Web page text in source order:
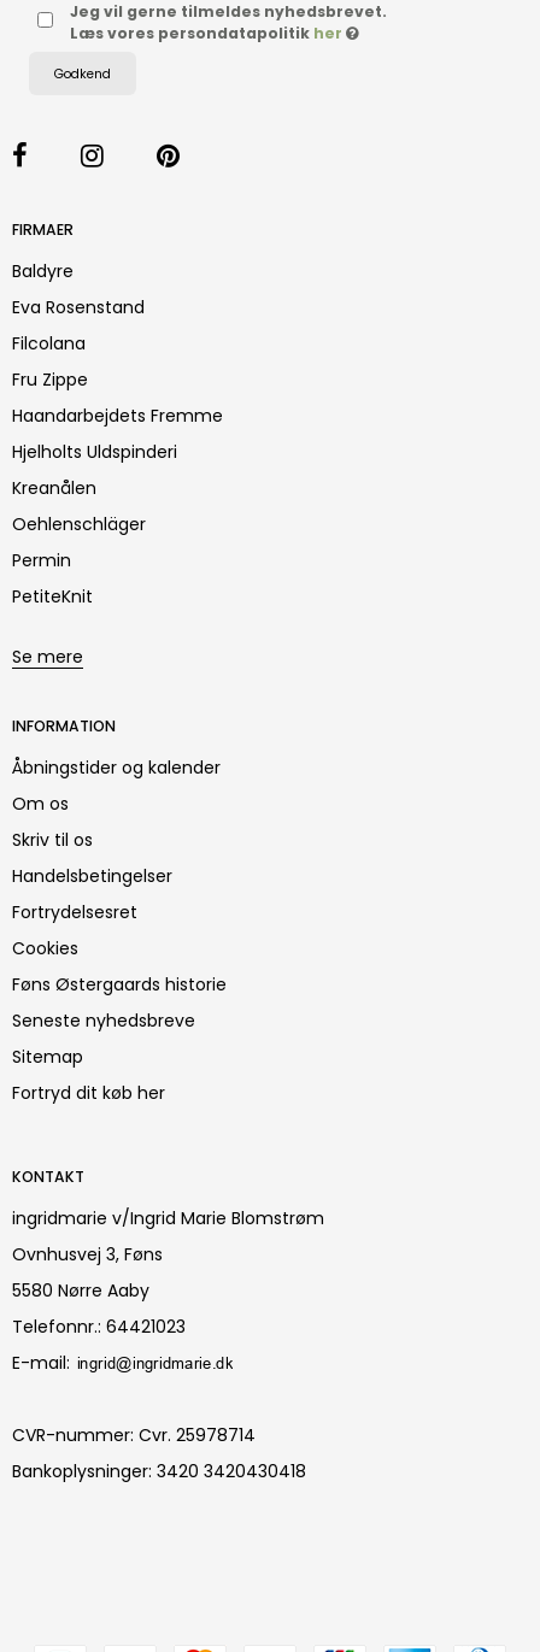
Jeg vil gerne tilmeldes nyhedsbrevet.
Læs vores persondatapolitik her
Godkend
FIRMAER
Baldyre
Eva Rosenstand
Filcolana
Fru Zippe
Haandarbejdets Fremme
Hjelholts Uldspinderi
Kreanålen
Oehlenschläger
Permin
PetiteKnit
Se mere
INFORMATION
Åbningstider og kalender
Om os
Skriv til os
Handelsbetingelser
Fortrydelsesret
Cookies
Føns Østergaards historie
Seneste nyhedsbreve
Sitemap
Fortryd dit køb her
KONTAKT
ingridmarie v/Ingrid Marie Blomstrøm
Ovnhusvej 3, Føns
5580 Nørre Aaby
Telefonnr.: 64421023
E-mail:
CVR-nummer: Cvr. 25978714
Bankoplysninger: 3420 3420430418